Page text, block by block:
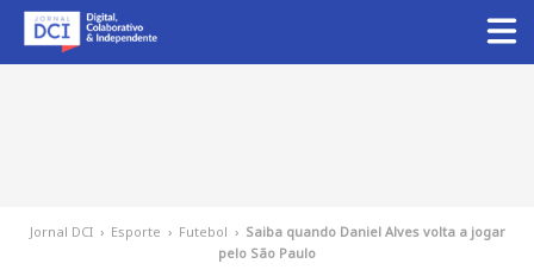
Jornal DCI › Esporte › Futebol › Saiba quando Daniel Alves volta a jogar
pelo São Paulo